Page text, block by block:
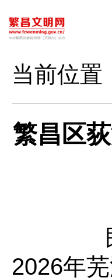
当前位置
繁昌区
民生
2026年